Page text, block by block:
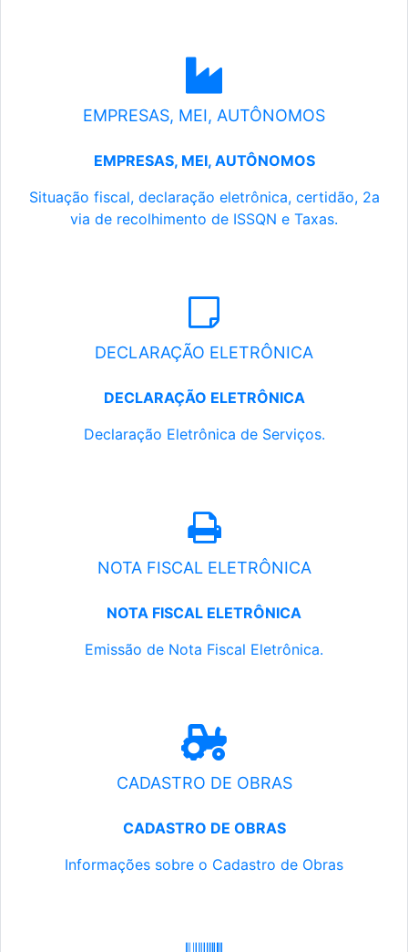
EMPRESAS, MEI, AUTÔNOMOS
EMPRESAS, MEI, AUTÔNOMOS
Situação fiscal, declaração eletrônica, certidão, 2a
via de recolhimento de ISSQN e Taxas.
DECLARAÇÃO ELETRÔNICA
DECLARAÇÃO ELETRÔNICA
Declaração Eletrônica de Serviços.
NOTA FISCAL ELETRÔNICA
NOTA FISCAL ELETRÔNICA
Emissão de Nota Fiscal Eletrônica.
CADASTRO DE OBRAS
CADASTRO DE OBRAS
Informações sobre o Cadastro de Obras